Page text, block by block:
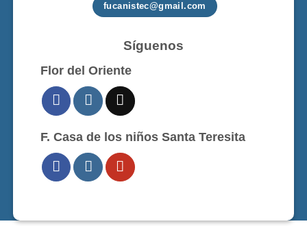
fucanistec@gmail.com
Síguenos
Flor del Oriente
F. Casa de los niños Santa Teresita